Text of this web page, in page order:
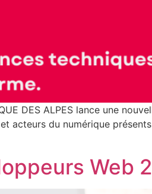
DES ALPES lance une
acteurs du numérique
Web